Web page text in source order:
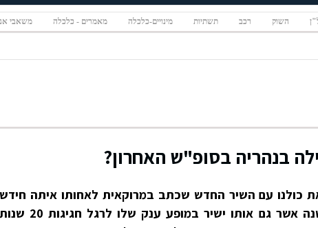
השוק רכב תשתיות מינויים-כלכלה מאמרים - כלכלה משאבי
בנהריה בסופ"ש האחרון?
כולנו עם השיר החדש שכתב במרוקאית לאחותו איתה חידש
את הקשר לאחר נתק של 20 שנה אשר גם אותו ישיר במופע ענק שלו לרגל חגיגות 20 שנות